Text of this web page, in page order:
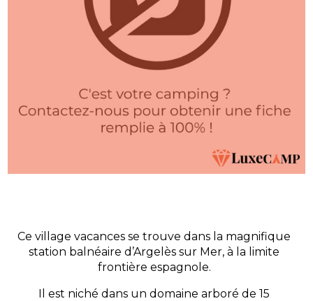
Ce village vacances se trouve dans la magnifique
station balnéaire d’Argelès sur Mer, à la limite
frontière espagnole.
Il est niché dans un domaine arboré de 15